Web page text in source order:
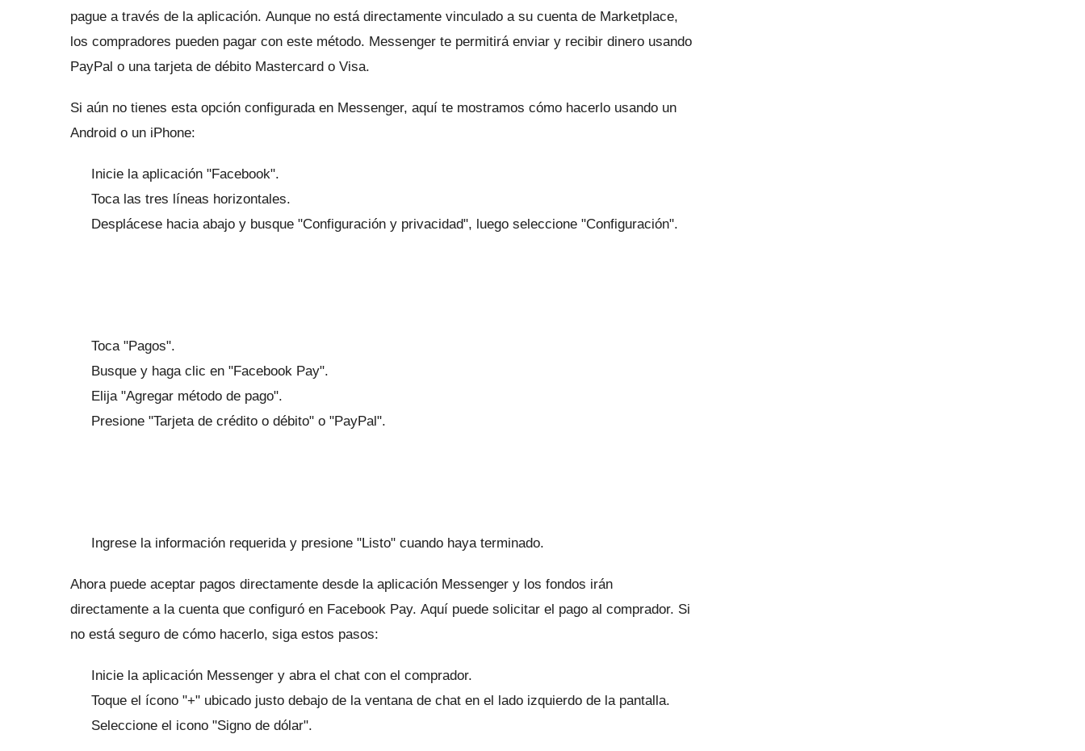
pague a través de la aplicación. Aunque no está directamente vinculado a su cuenta de Marketplace,
los compradores pueden pagar con este método. Messenger te permitirá enviar y recibir dinero usando
PayPal o una tarjeta de débito Mastercard o Visa.
Si aún no tienes esta opción configurada en Messenger, aquí te mostramos cómo hacerlo usando un
Android o un iPhone:
Inicie la aplicación "Facebook".
Toca las tres líneas horizontales.
Desplácese hacia abajo y busque "Configuración y privacidad", luego seleccione "Configuración".
Toca "Pagos".
Busque y haga clic en "Facebook Pay".
Elija "Agregar método de pago".
Presione "Tarjeta de crédito o débito" o "PayPal".
Ingrese la información requerida y presione "Listo" cuando haya terminado.
Ahora puede aceptar pagos directamente desde la aplicación Messenger y los fondos irán
directamente a la cuenta que configuró en Facebook Pay. Aquí puede solicitar el pago al comprador. Si
no está seguro de cómo hacerlo, siga estos pasos:
Inicie la aplicación Messenger y abra el chat con el comprador.
Toque el ícono "+" ubicado justo debajo de la ventana de chat en el lado izquierdo de la pantalla.
Seleccione el icono "Signo de dólar".